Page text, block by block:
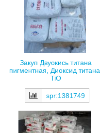
Закуп Двуокись титана
пигментная, Диоксид титана,
TiO
spr:1381749